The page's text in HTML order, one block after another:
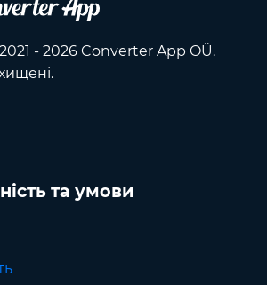
- 2026 Converter App OÜ.
та умови